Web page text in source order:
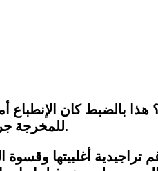
بالضبط كان الإنطباع
Little Women للمخرجة جريتا جروينج.
أغلبيتها وقسوة